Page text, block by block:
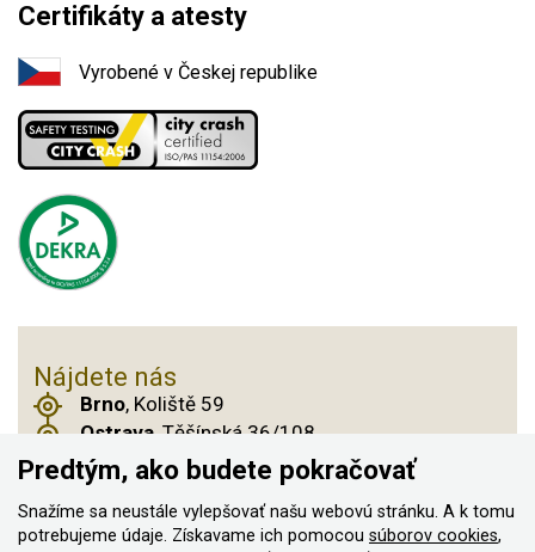
Certifikáty a atesty
Vyrobené v Českej republike
Nájdete nás
Brno, Koliště 59
Ostrava, Těšínská 36/108
Praha 14, Českobrodská 901
Predtým, ako budete pokračovať
Snažíme sa neustále vylepšovať našu webovú stránku. A k tomu
potrebujeme údaje. Získavame ich pomocou súborov cookies,